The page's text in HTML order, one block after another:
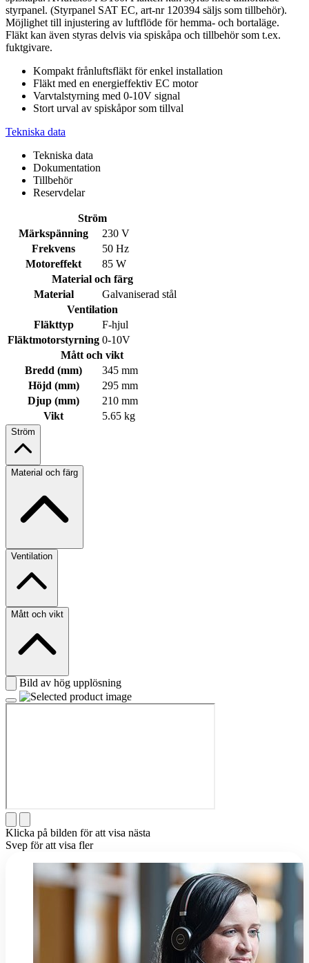
styrpanel. (Styrpanel SAT EC, art-nr 120394 säljs som tillbehör).
Möjlighet till injustering av luftflöde för hemma- och bortaläge.
Fläkt kan även styras delvis via spiskåpa och tillbehör som t.ex.
fuktgivare.
Kompakt frånluftsfläkt för enkel installation
Fläkt med en energieffektiv EC motor
Varvtalstyrning med 0-10V signal
Stort urval av spiskåpor som tillval
Tekniska data
Tekniska data
Dokumentation
Tillbehör
Reservdelar
Ström
Märkspänning
230 V
Frekvens
50 Hz
Motoreffekt
85 W
Material och färg
Material
Galvaniserad stål
Ventilation
Fläkttyp
F-hjul
Fläktmotorstyrning 0-10V
Mått och vikt
Bredd (mm)
345 mm
Höjd (mm)
295 mm
Djup (mm)
210 mm
Vikt
5.65 kg
Ström
Material och färg
Ventilation
Mått och vikt
Bild av hög upplösning
Klicka på bilden för att visa nästa
Svep för att visa fler